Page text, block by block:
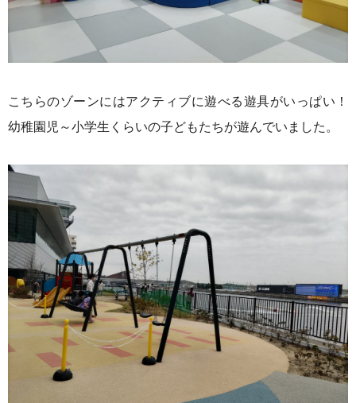
こちらのゾーンにはアクティブに遊べる遊具がいっぱい！
幼稚園児～小学生くらいの子どもたちが遊んでいました。